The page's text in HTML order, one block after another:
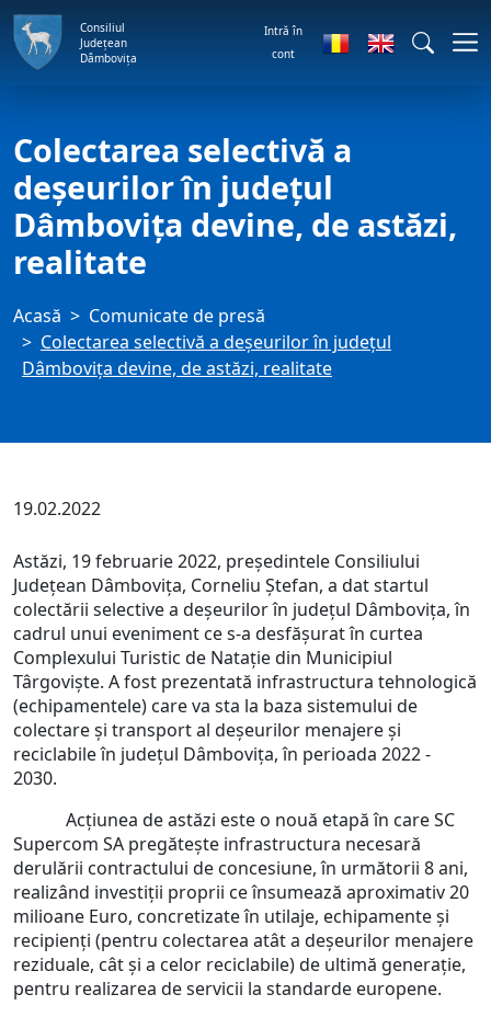
Consiliul
Județean
Dâmbovița
Intră în
cont
Colectarea selectivă a
deșeurilor în județul
Dâmbovița devine, de astăzi,
realitate
Acasă
Comunicate de presă
Colectarea selectivă a deșeurilor în județul
Dâmbovița devine, de astăzi, realitate
19.02.2022
Astăzi, 19 februarie 2022, președintele Consiliului
Județean Dâmbovița, Corneliu Ștefan, a dat startul
colectării selective a deșeurilor în județul Dâmbovița, în
cadrul unui eveniment ce s-a desfășurat în curtea
Complexului Turistic de Natație din Municipiul
Târgoviște. A fost prezentată infrastructura tehnologică
(echipamentele) care va sta la baza sistemului de
colectare și transport al deșeurilor menajere și
reciclabile în județul Dâmbovița, în perioada 2022 -
2030.
Acțiunea de astăzi este o nouă etapă în care SC
Supercom SA pregătește infrastructura necesară
derulării contractului de concesiune, în următorii 8 ani,
realizând investiții proprii ce însumează aproximativ 20
milioane Euro, concretizate în utilaje, echipamente și
recipienți (pentru colectarea atât a deșeurilor menajere
reziduale, cât și a celor reciclabile) de ultimă generație,
pentru realizarea de servicii la standarde europene.